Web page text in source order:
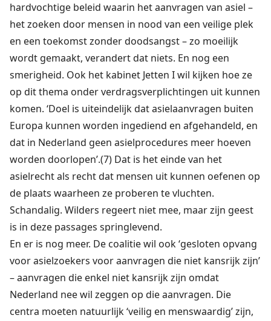
hardvochtige beleid waarin het aanvragen van asiel –
het zoeken door mensen in nood van een veilige plek
en een toekomst zonder doodsangst – zo moeilijk
wordt gemaakt, verandert dat niets. En nog een
smerigheid. Ook het kabinet Jetten I wil kijken hoe ze
op dit thema onder verdragsverplichtingen uit kunnen
komen. ‘Doel is uiteindelijk dat asielaanvragen buiten
Europa kunnen worden ingediend en afgehandeld, en
dat in Nederland geen asielprocedures meer hoeven
worden doorlopen’.(7) Dat is het einde van het
asielrecht als recht dat mensen uit kunnen oefenen op
de plaats waarheen ze proberen te vluchten.
Schandalig. Wilders regeert niet mee, maar zijn geest
is in deze passages springlevend.
En er is nog meer. De coalitie wil ook ‘gesloten opvang
voor asielzoekers voor aanvragen die niet kansrijk zijn’
– aanvragen die enkel niet kansrijk zijn omdat
Nederland nee wil zeggen op die aanvragen. Die
centra moeten natuurlijk ‘veilig en menswaardig’ zijn,